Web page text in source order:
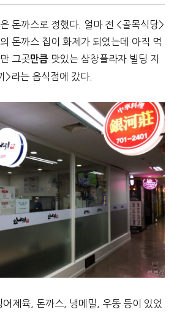
돈까스로 정했다. 얼마 전 <골목식당>
돈까스 집이 화제가 되었는데 아직 먹
그곳만큼 맛있는 삼창플라자 빌딩 지
>라는 음식점에 갔다.
어제육, 돈까스, 냉메밀, 우동 등이 있었